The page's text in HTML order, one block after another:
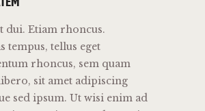
dui. Etiam rhoncus.
tempus, tellus eget
rhoncus, sem quam
sit amet adipiscing
sed ipsum. Ut wisi enim ad